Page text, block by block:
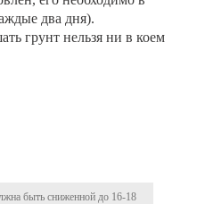
два дня).
грунт нельзя ни в коем
быть сниженной до 16-18